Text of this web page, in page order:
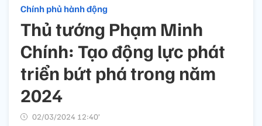
Chính phủ hành động
Thủ tướng Phạm Minh
Chính: Tạo động lực phát
triển bứt phá trong năm
2024
02/03/2024 12:40’